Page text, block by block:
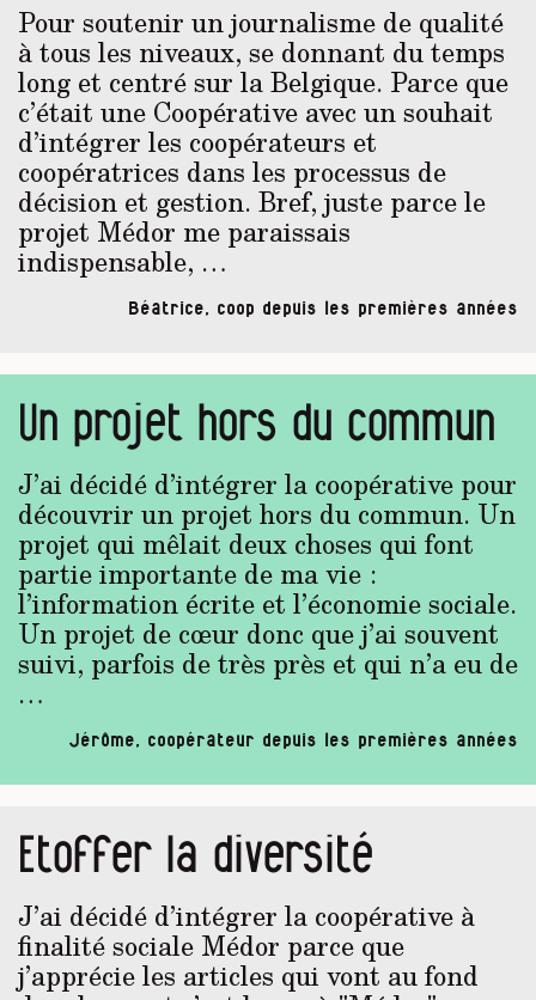
Pour soutenir un journalisme de qualité
à tous les niveaux, se donnant du temps
long et centré sur la Belgique. Parce que
c’était une Coopérative avec un souhait
d’intégrer les coopérateurs et
coopératrices dans les processus de
décision et gestion. Bref, juste parce le
projet Médor me paraissais
indispensable, …
Béatrice, coop depuis les premières années
Un projet hors du commun
J’ai décidé d’intégrer la coopérative pour
découvrir un projet hors du commun. Un
projet qui mêlait deux choses qui font
partie importante de ma vie :
l’information écrite et l’économie sociale.
Un projet de cœur donc que j’ai souvent
suivi, parfois de très près et qui n’a eu de
…
Jérôme, coopérateur depuis les premières années
Etoffer la diversité
J’ai décidé d’intégrer la coopérative à
finalité sociale Médor parce que
j’apprécie les articles qui vont au fond